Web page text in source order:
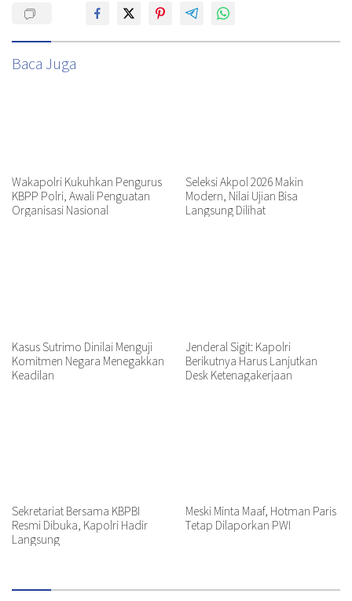
Baca Juga
Wakapolri Kukuhkan Pengurus
KBPP Polri, Awali Penguatan
Organisasi Nasional
Seleksi Akpol 2026 Makin
Modern, Nilai Ujian Bisa
Langsung Dilihat
Kasus Sutrimo Dinilai Menguji
Komitmen Negara Menegakkan
Keadilan
Jenderal Sigit: Kapolri
Berikutnya Harus Lanjutkan
Desk Ketenagakerjaan
Sekretariat Bersama KBPBI
Resmi Dibuka, Kapolri Hadir
Langsung
Meski Minta Maaf, Hotman Paris
Tetap Dilaporkan PWI